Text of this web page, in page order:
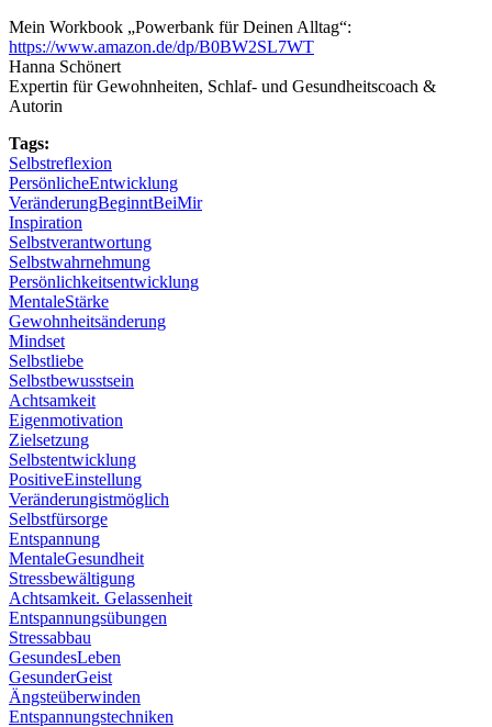
Mein Workbook „Powerbank für Deinen Alltag“:
https://www.amazon.de/dp/B0BW2SL7WT
Hanna Schönert
Expertin für Gewohnheiten, Schlaf- und Gesundheitscoach &
Autorin
Tags:
Selbstreflexion
PersönlicheEntwicklung
VeränderungBeginntBeiMir
Inspiration
Selbstverantwortung
Selbstwahrnehmung
Persönlichkeitsentwicklung
MentaleStärke
Gewohnheitsänderung
Mindset
Selbstliebe
Selbstbewusstsein
Achtsamkeit
Eigenmotivation
Zielsetzung
Selbstentwicklung
PositiveEinstellung
Veränderungistmöglich
Selbstfürsorge
Entspannung
MentaleGesundheit
Stressbewältigung
Achtsamkeit. Gelassenheit
Entspannungsübungen
Stressabbau
GesundesLeben
GesunderGeist
Ängsteüberwinden
Entspannungstechniken